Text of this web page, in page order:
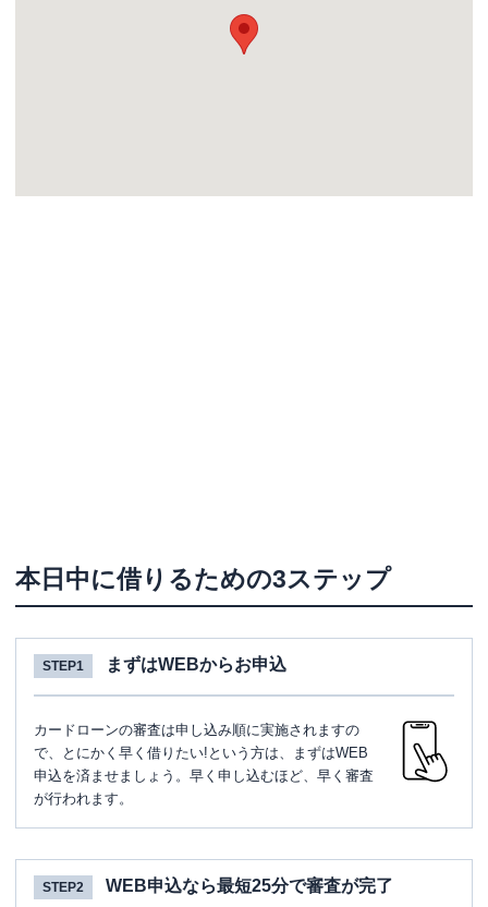
本日中に借りるための3ステップ
STEP1 まずはWEBからお申込
カードローンの審査は申し込み順に実施されますの
で、とにかく早く借りたい!という方は、まずはWEB
申込を済ませましょう。早く申し込むほど、早く審査
が行われます。
STEP2 WEB申込なら最短25分で審査が完了